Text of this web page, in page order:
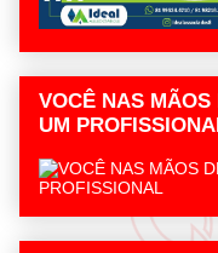
VOCÊ NAS MÃOS
UM